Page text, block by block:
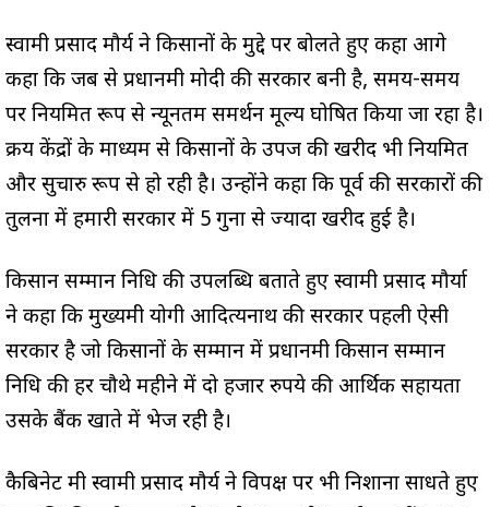
स्वामी प्रसाद मौर्य ने किसानों के मुद्दे पर बोलते हुए कहा आगे
कहा कि जब से प्रधानमंत्री मोदी की सरकार बनी है, समय-समय
पर नियमित रूप से न्यूनतम समर्थन मूल्य घोषित किया जा रहा है।
क्रय केंद्रों के माध्यम से किसानों के उपज की खरीद भी नियमित
और सुचारु रूप से हो रही है। उन्होंने कहा कि पूर्व की सरकारों की
तुलना में हमारी सरकार में 5 गुना से ज्यादा खरीद हुई है।
किसान सम्मान निधि की उपलब्धि बताते हुए स्वामी प्रसाद मौर्या
ने कहा कि मुख्यमंत्री योगी आदित्यनाथ की सरकार पहली ऐसी
सरकार है जो किसानों के सम्मान में प्रधानमंत्री किसान सम्मान
निधि की हर चौथे महीने में दो हजार रुपये की आर्थिक सहायता
उसके बैंक खाते में भेज रही है।
कैबिनेट मंत्री स्वामी प्रसाद मौर्य ने विपक्ष पर भी निशाना साधते हुए